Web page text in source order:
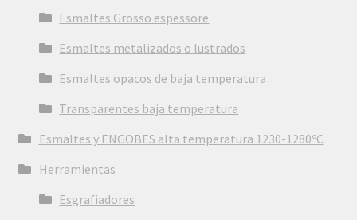
Esmaltes Grosso espessore
Esmaltes metalizados o lustrados
Esmaltes opacos de baja temperatura
Transparentes baja temperatura
Esmaltes y ENGOBES alta temperatura 1230-1280ºC
Herramientas
Esgrafiadores